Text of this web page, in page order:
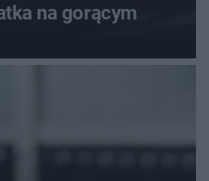
na gorącym